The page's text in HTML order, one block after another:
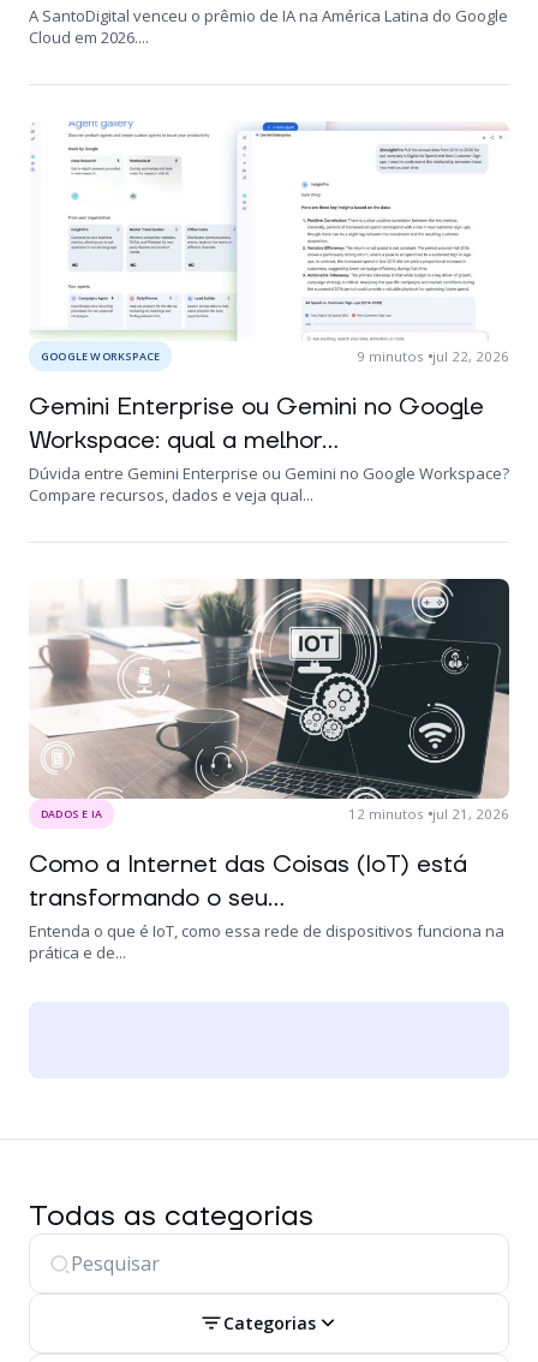
A SantoDigital venceu o prêmio de IA na América Latina do Google
Cloud em 2026....
GOOGLE WORKSPACE 9 minutos jul 22, 2026
Gemini Enterprise ou Gemini no Google
Workspace: qual a melhor...
Dúvida entre Gemini Enterprise ou Gemini no Google Workspace?
Compare recursos, dados e veja qual...
DADOS E IA 12 minutos jul 21, 2026
Como a Internet das Coisas (IoT) está
transformando o seu...
Entenda o que é IoT, como essa rede de dispositivos funciona na
prática e de...
Todas as categorias
Categorias